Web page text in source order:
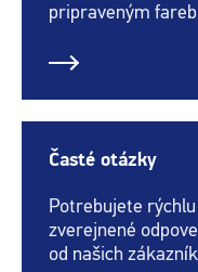
pripraveným
Časté otázky
Potrebujete
zverejnené
od našich